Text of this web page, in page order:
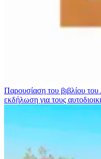
Παρουσίαση του βιβλίου
εκδήλωση για τους